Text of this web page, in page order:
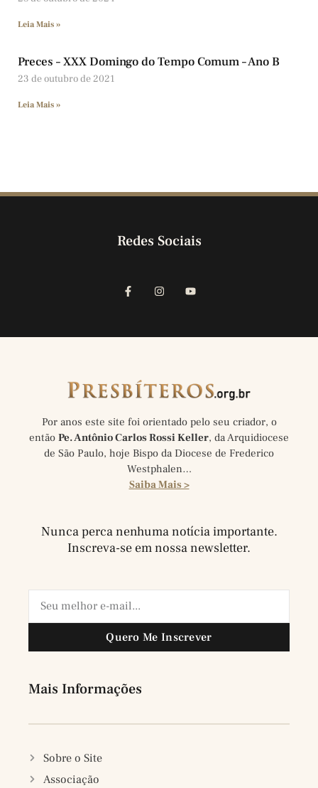
Leia Mais »
Preces – XXX Domingo do Tempo Comum – Ano B
23 de outubro de 2021
Leia Mais »
Redes Sociais
Por anos este site foi orientado pelo seu criador, o
então Pe. Antônio Carlos Rossi Keller, da Arquidiocese
de São Paulo, hoje Bispo da Diocese de Frederico
Westphalen…
Saiba Mais >
Nunca perca nenhuma notícia importante.
Inscreva-se em nossa newsletter.
Quero Me Inscrever
Mais Informações
Sobre o Site
Associação